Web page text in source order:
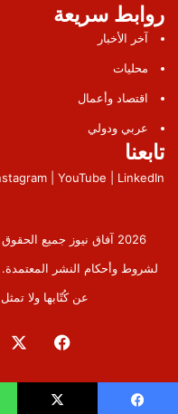
روابط سريعة
آخر الأخبار
محليات
اقتصاد وأعمال
عربي ودولي
تابعنا
| YouTube | LinkedIn
2026 آفاق نيوز جميع
لشروط وأحكام النشر المعتمدة.
عن كُتّابها ولا
فيسبوك